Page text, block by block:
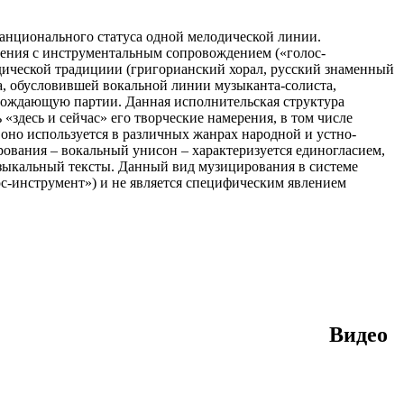
статуса одной мелодической линии.
с инструментальным сопровождением («голос-
традициии (григорианский хорал, русский знаменный
обусловившей вокальной линии музыканта-солиста,
партии. Данная исполнительская структура
и сейчас» его творческие намерения, в том числе
используется в различных жанрах народной и устно-
– вокальный унисон – характеризуется единогласием,
тексты. Данный вид музицирования в системе
инструмент») и не является специфическим явлением
Видео